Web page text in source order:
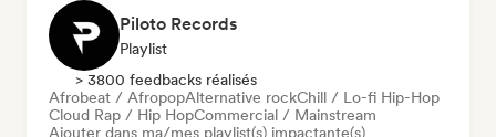
Piloto Records
Playlist
> 3800 feedbacks réalisés
Afrobeat / AfropopAlternative rockChill / Lo-fi Hip-Hop
Cloud Rap / Hip HopCommercial / Mainstream
Ajouter dans ma/mes playlist(s) impactante(s)